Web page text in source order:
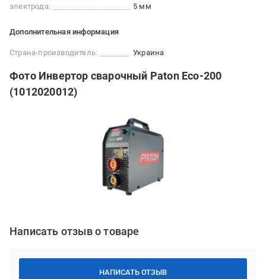
электрода:
5 мм
Дополнительная информация
Страна-производитель: Украина
Фото Инвертор сварочный Paton Eco-200
(1012020012)
Написать отзыв о товаре
НАПИСАТЬ ОТЗЫВ